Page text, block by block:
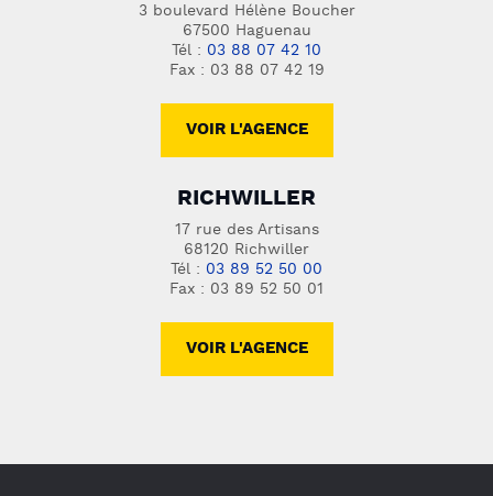
3 boulevard Hélène Boucher
67500 Haguenau
Tél : 03 88 07 42 10
Fax : 03 88 07 42 19
VOIR L'AGENCE
RICHWILLER
17 rue des Artisans
68120 Richwiller
Tél : 03 89 52 50 00
Fax : 03 89 52 50 01
VOIR L'AGENCE